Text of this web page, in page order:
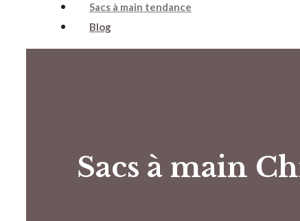
Sacs à main tendance
Blog
Sacs à main